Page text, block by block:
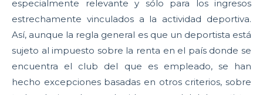
especialmente relevante y sólo para los ingresos
estrechamente vinculados a la actividad deportiva.
Así, aunque la regla general es que un deportista está
sujeto al impuesto sobre la renta en el país donde se
encuentra el club del que es empleado, se han
hecho excepciones basadas en otros criterios, sobre